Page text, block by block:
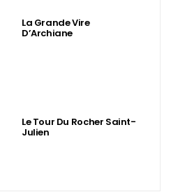
La Grande Vire
D’Archiane
Le Tour Du Rocher Saint-
Julien